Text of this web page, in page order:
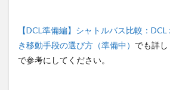
【DCL準備編】シャトルバス比較：
き移動手段の選び方（準備中） でも詳
で参考にしてください。